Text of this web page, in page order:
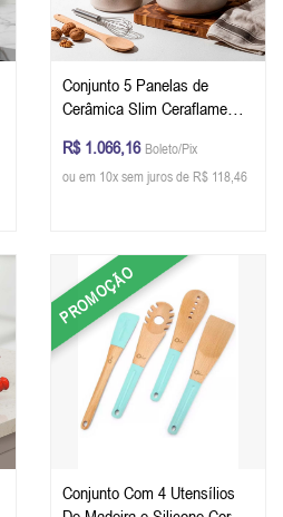
Conjunto 5 Panelas de
Cerâmica Slim Ceraflame
R$ 1.066,16 Boleto/Pix
ou em 10x sem juros de R$ 118,46
PROMOÇÃO
Conjunto Com 4 Utensílios